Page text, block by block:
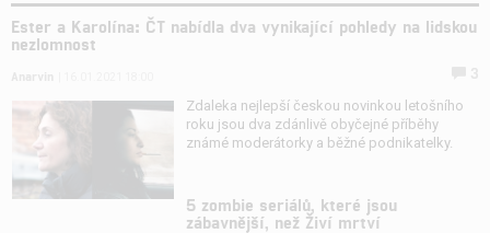
Ester a Karolína: ČT nabídla dva vynikající pohledy na lidskou
nezlomnost
Zdaleka nejlepší českou novinkou letošního
roku jsou dva zdánlivě obyčejné příběhy
známé moderátorky a běžné podnikatelky.
5 zombie seriálů, které jsou
zábavnější, než Živí mrtví